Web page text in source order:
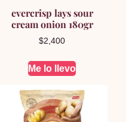
evercrisp lays sour
cream onion 180gr
$2,400
Me lo llevo